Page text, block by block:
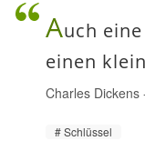
Auch
einen
Charles Dickens
Schlüssel